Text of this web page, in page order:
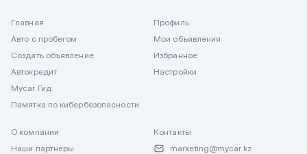
Главная
Авто с пробегом
Создать объявление
Автокредит
Mycar Гид
Памятка по кибербезопасности
Профиль
Мои объявления
Избранное
Настройки
О компании
Наши партнеры
Контакты
marketing@mycar.kz